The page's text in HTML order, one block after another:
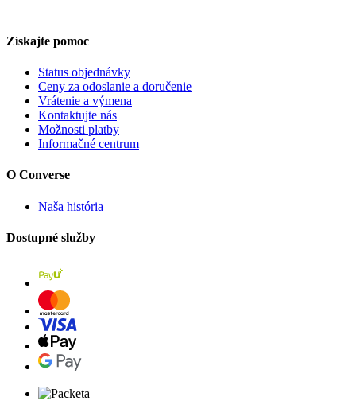
Získajte pomoc
Status objednávky
Ceny za odoslanie a doručenie
Vrátenie a výmena
Kontaktujte nás
Možnosti platby
Informačné centrum
O Converse
Naša história
Dostupné služby